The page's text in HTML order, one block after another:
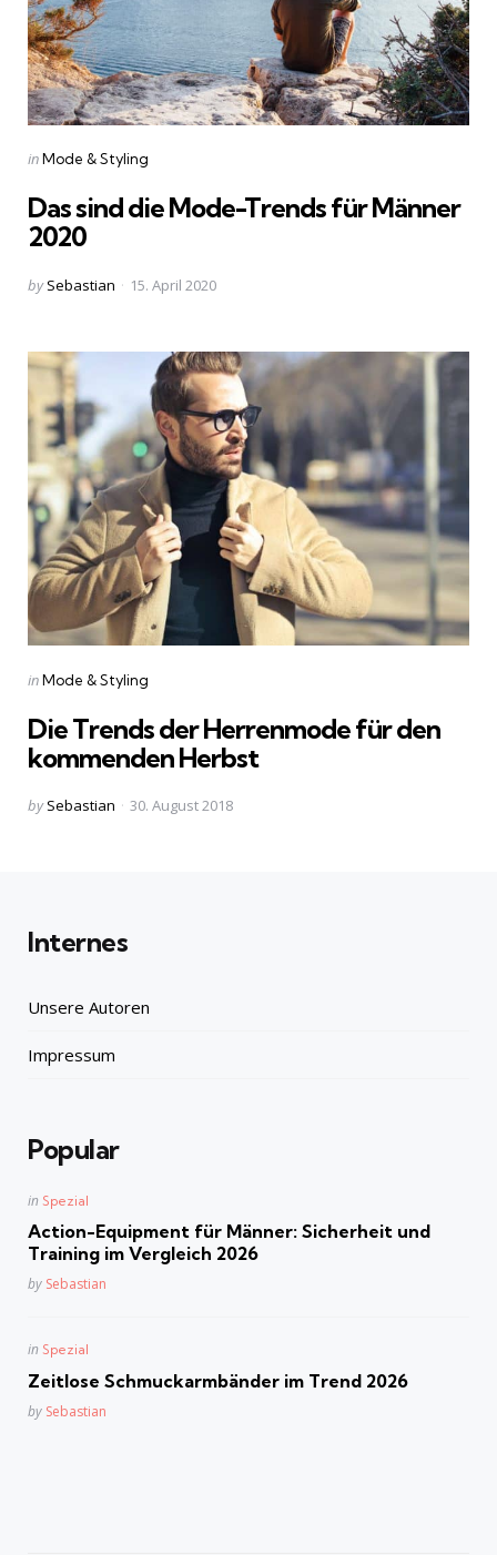
Categories
Posted
inMode & Styling
Das sind die Mode-Trends für Männer
2020
Posted
by Sebastian 15. April 2020
Categories
Posted
inMode & Styling
Die Trends der Herrenmode für den
kommenden Herbst
Posted
by Sebastian 30. August 2018
Internes
Unsere Autoren
Impressum
Popular
Posted
in Spezial
Action-Equipment für Männer: Sicherheit und
Training im Vergleich 2026
Posted
by Sebastian
Posted
in Spezial
Zeitlose Schmuckarmbänder im Trend 2026
Posted
by Sebastian